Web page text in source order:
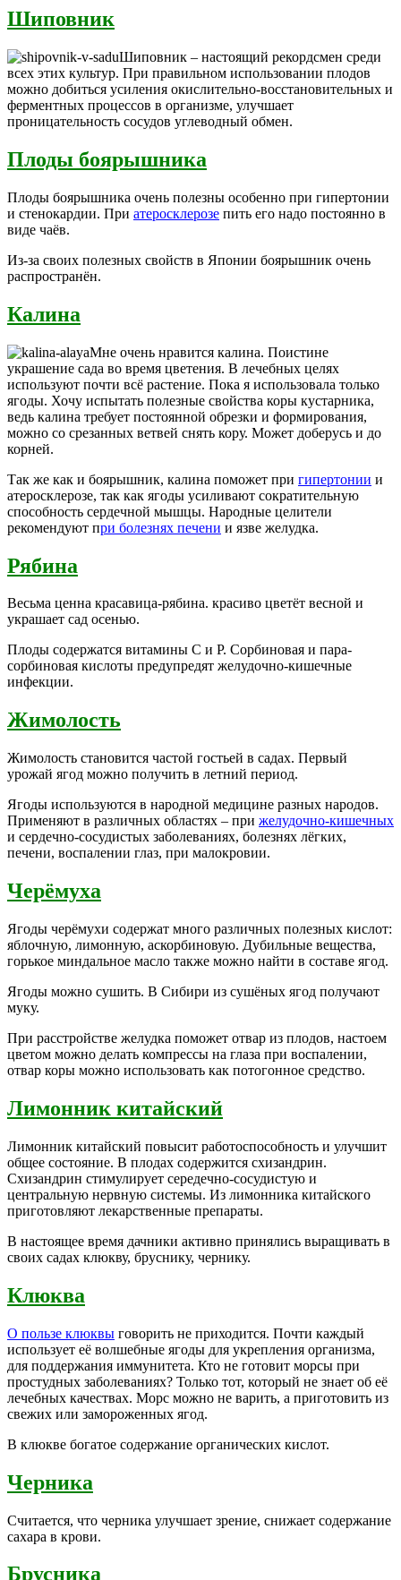
Шиповник
Шиповник – настоящий рекордсмен среди
всех этих культур. При правильном использовании плодов
можно добиться усиления окислительно-восстановительных и
ферментных процессов в организме, улучшает
проницательность сосудов углеводный обмен.
Плоды боярышника
Плоды боярышника очень полезны особенно при гипертонии
и стенокардии. При атеросклерозе пить его надо постоянно в
виде чаёв.
Из-за своих полезных свойств в Японии боярышник очень
распространён.
Калина
Мне очень нравится калина. Поистине
украшение сада во время цветения. В лечебных целях
используют почти всё растение. Пока я использовала только
ягоды. Хочу испытать полезные свойства коры кустарника,
ведь калина требует постоянной обрезки и формирования,
можно со срезанных ветвей снять кору. Может доберусь и до
корней.
Так же как и боярышник, калина поможет при гипертонии и
атеросклерозе, так как ягоды усиливают сократительную
способность сердечной мышцы. Народные целители
рекомендуют при болезнях печени и язве желудка.
Рябина
Весьма ценна красавица-рябина. красиво цветёт весной и
украшает сад осенью.
Плоды содержатся витамины С и Р. Сорбиновая и пара-
сорбиновая кислоты предупредят желудочно-кишечные
инфекции.
Жимолость
Жимолость становится частой гостьей в садах. Первый
урожай ягод можно получить в летний период.
Ягоды используются в народной медицине разных народов.
Применяют в различных областях – при желудочно-кишечных
и сердечно-сосудистых заболеваниях, болезнях лёгких,
печени, воспалении глаз, при малокровии.
Черёмуха
Ягоды черёмухи содержат много различных полезных кислот:
яблочную, лимонную, аскорбиновую. Дубильные вещества,
горькое миндальное масло также можно найти в составе ягод.
Ягоды можно сушить. В Сибири из сушёных ягод получают
муку.
При расстройстве желудка поможет отвар из плодов, настоем
цветом можно делать компрессы на глаза при воспалении,
отвар коры можно использовать как потогонное средство.
Лимонник китайский
Лимонник китайский повысит работоспособность и улучшит
общее состояние. В плодах содержится схизандрин.
Схизандрин стимулирует середечно-сосудистую и
центральную нервную системы. Из лимонника китайского
приготовляют лекарственные препараты.
В настоящее время дачники активно принялись выращивать в
своих садах клюкву, бруснику, чернику.
Клюква
О пользе клюквы говорить не приходится. Почти каждый
использует её волшебные ягоды для укрепления организма,
для поддержания иммунитета. Кто не готовит морсы при
простудных заболеваниях? Только тот, который не знает об её
лечебных качествах. Морс можно не варить, а приготовить из
свежих или замороженных ягод.
В клюкве богатое содержание органических кислот.
Черника
Считается, что черника улучшает зрение, снижает содержание
сахара в крови.
Брусника